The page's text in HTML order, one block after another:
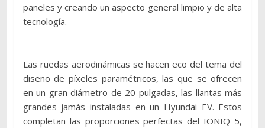
paneles y creando un aspecto general limpio y de alta
tecnología.
Las ruedas aerodinámicas se hacen eco del tema del
diseño de píxeles paramétricos, las que se ofrecen
en un gran diámetro de 20 pulgadas, las llantas más
grandes jamás instaladas en un Hyundai EV. Estos
completan las proporciones perfectas del IONIQ 5,